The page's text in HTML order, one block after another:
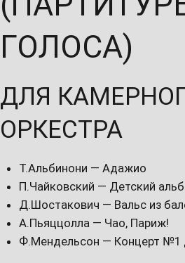
ГОЛОСА)
ДЛЯ
ОРКЕСТРА
Т.Альбинони — Адажио
П.Чайковский — Детский
Д.Шостакович — Вальс из
А.Пьяццолла — Чао, Париж!
Ф.Мендельсон — Концерт №1